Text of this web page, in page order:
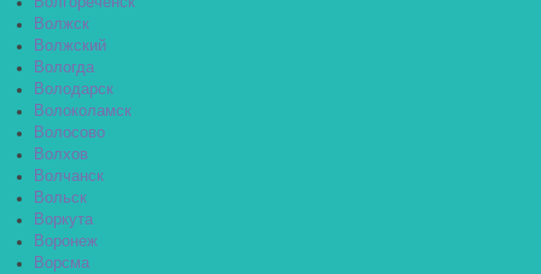
Волжск
Волжский
Вологда
Володарск
Волоколамск
Волосово
Волхов
Волчанск
Вольск
Воркута
Воронеж
Ворсма